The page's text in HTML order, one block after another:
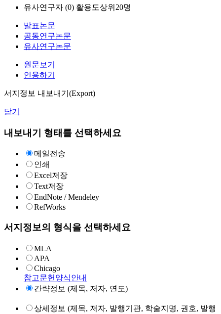
유사연구자 (0) 활용도상위20명
발표논문
공동연구논문
유사연구논문
원문보기
인용하기
서지정보 내보내기(Export)
닫기
내보내기 형태를 선택하세요
메일전송
인쇄
Excel저장
Text저장
EndNote / Mendeley
RefWorks
서지정보의 형식을 선택하세요
MLA
APA
Chicago
참고문헌양식안내
간략정보 (제목, 저자, 연도)
상세정보 (제목, 저자, 발행기관, 학술지명, 권호, 발행